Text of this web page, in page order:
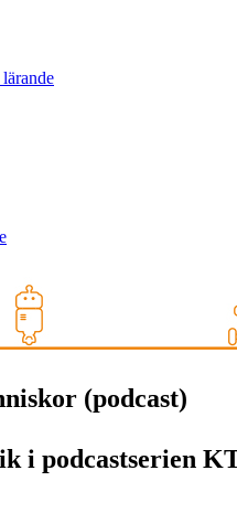
(podcast)
i podcastserien